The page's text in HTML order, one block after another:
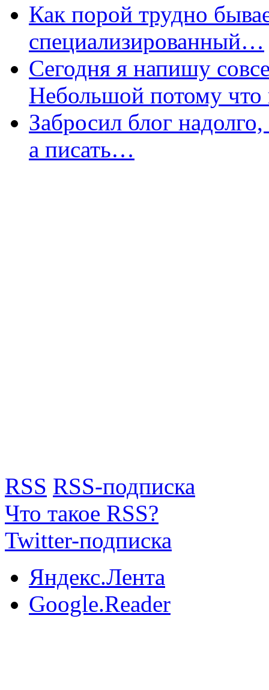
Как порой трудно
специализированный…
Сегодня я напишу
Небольшой потому
Забросил блог
а писать…
RSS RSS-подписка
Что такое RSS?
Twitter-подписка
Яндекс.Лента
Google.Reader